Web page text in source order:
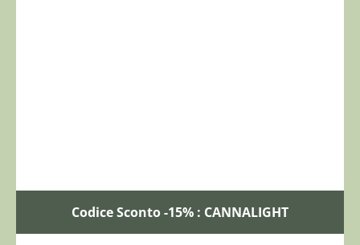
Codice Sconto -15% : CANNALIGHT